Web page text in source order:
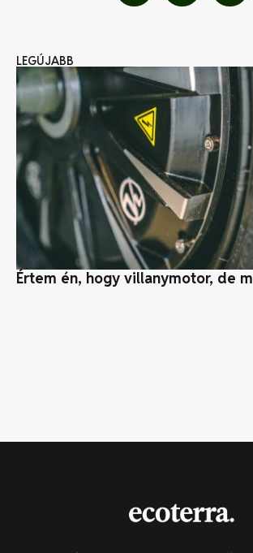
LEGÚJABB
Értem én, hogy villanymotor, de